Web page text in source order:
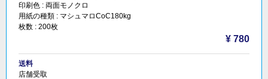
印刷色 : 両面モノクロ
用紙の種類 : マシュマロCoC180kg
枚数 : 200枚
¥ 780
送料
店舗受取